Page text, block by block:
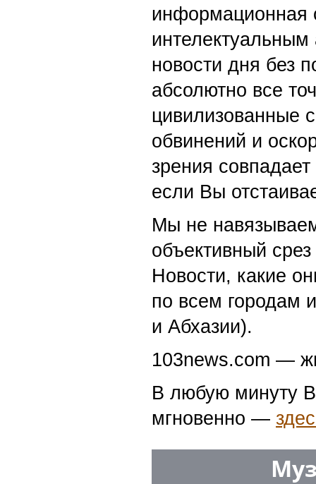
информационная
новости дня без
абсолютно все
цивилизованные
обвинений и
зрения
если Вы
Мы не
объективный
Новости, какие
по всем городам
и Абхазии).
103news.com —
В любую минуту
мгновенно —